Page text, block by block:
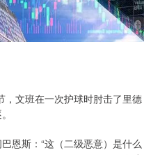
文班在一次护球时肘击了里德
恩斯：“这（二级恶意）是什么